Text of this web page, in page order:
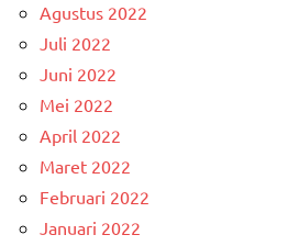
Agustus 2022
Juli 2022
Juni 2022
Mei 2022
April 2022
Maret 2022
Februari 2022
Januari 2022